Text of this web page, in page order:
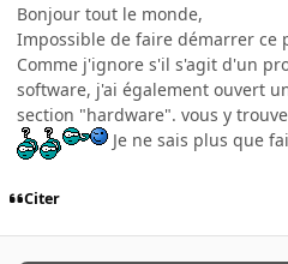
Bonjour tout le monde,
Impossible de faire démarrer ce
Comme j'ignore s'il s'agit d'un
software, j'ai également ouvert
section "hardware". vous y
Je ne sais plus que
Citer